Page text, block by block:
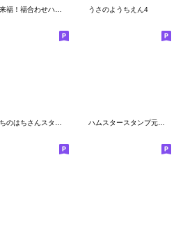
笑門来福！福合わせハムハム うさのようちえん4
ハムスタースタンプ元気がないとき専用